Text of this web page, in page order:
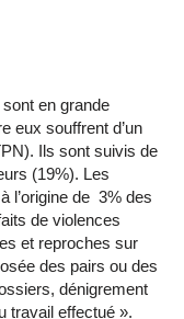
en grande
eux souffrent d’un
Ils sont suivis de
(19%). Les
l’origine de 3% des
de violences
et reproches sur
des pairs ou des
dénigrement
travail effectué ».